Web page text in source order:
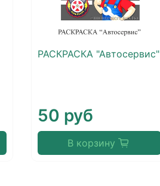
РАСКРАСКА "Автосервис"
50 руб
В корзину